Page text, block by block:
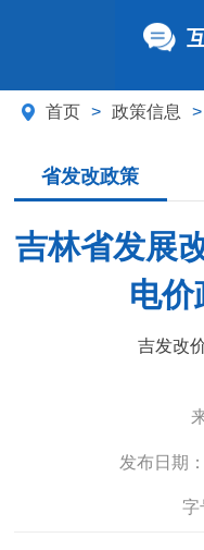
首页 > 政策信息 >
省发改政策
吉林省发展
电价
吉发改
发布日期：
字